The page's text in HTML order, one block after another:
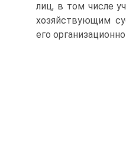
лиц, в том числе
хозяйствующим
его